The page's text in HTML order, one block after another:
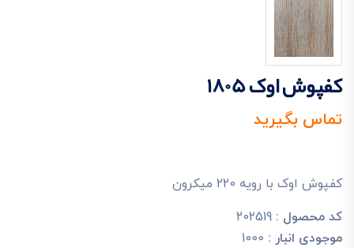
کفپوش اوک 1805
تماس بگیرید
کفپوش اوک با رویه 220 میکرون
کد محصول : 202519
موجودی انبار : 1000